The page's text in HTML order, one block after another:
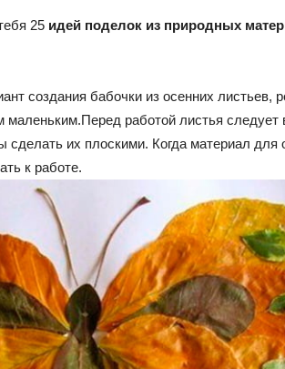
25 идей поделок из природных
создания бабочки из осенних листьев,
работой листья следует
сделать их плоскими. Когда материал для
к работе.